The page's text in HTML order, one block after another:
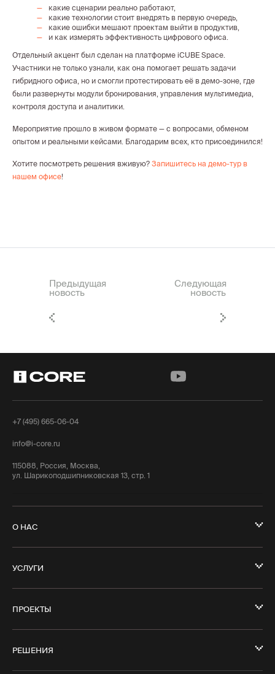
какие сценарии реально работают,
какие технологии стоит внедрять в первую очередь,
какие ошибки мешают проектам выйти в продуктив,
и как измерять эффективность цифрового офиса.
Отдельный акцент был сделан на платформе iCUBE Space.
Участники не только узнали, как она помогает решать задачи
гибридного офиса, но и смогли протестировать её в демо-зоне, где
были развернуты модули бронирования, управления мультимедиа,
контроля доступа и аналитики.
Мероприятие прошло в живом формате — с вопросами, обменом
опытом и реальными кейсами. Благодарим всех, кто присоединился!
Хотите посмотреть решения вживую? Запишитесь на демо-тур в
нашем офисе!
Предыдущая
новость
Следующая
новость
+7 (495) 665-06-04
info@i-core.ru
115088, Россия, Москва,
ул. Шарикоподшипниковская 13, стр. 1
О НАС
УСЛУГИ
ПРОЕКТЫ
РЕШЕНИЯ